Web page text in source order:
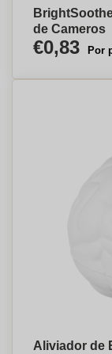
de Cameros
€0,83 Por
Aliviador de